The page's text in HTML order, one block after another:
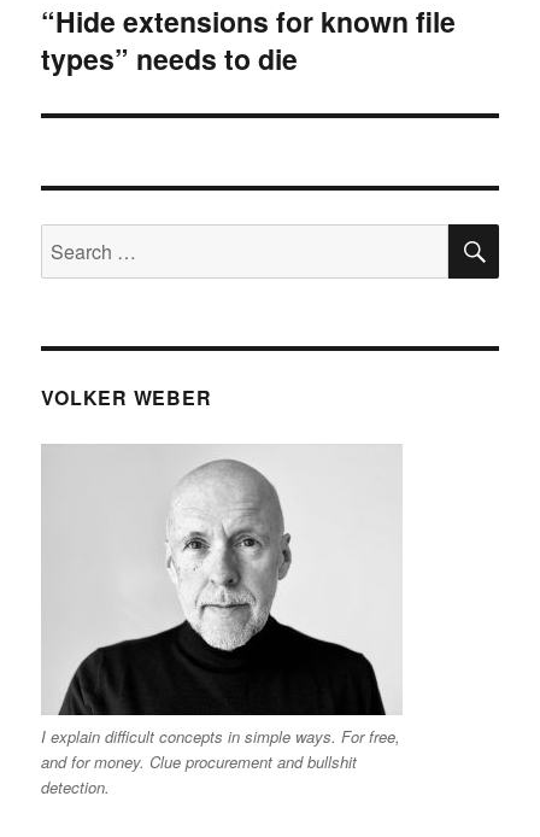
Next
post:
“Hide extensions for known file
types” needs to die
Search
for:
VOLKER WEBER
I explain difficult concepts in simple ways. For free,
and for money. Clue procurement and bullshit
detection.